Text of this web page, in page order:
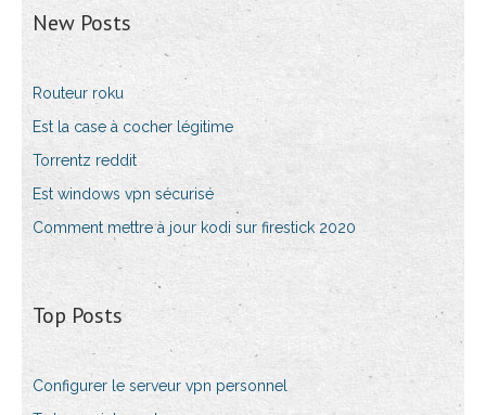
New Posts
Routeur roku
Est la case à cocher légitime
Torrentz reddit
Est windows vpn sécurisé
Comment mettre à jour kodi sur firestick 2020
Top Posts
Configurer le serveur vpn personnel